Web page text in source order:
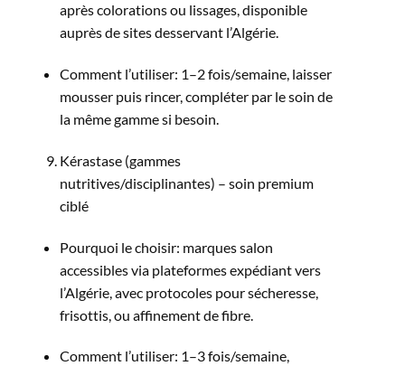
après colorations ou lissages, disponible
auprès de sites desservant l’Algérie.​
Comment l’utiliser: 1–2 fois/semaine, laisser
mousser puis rincer, compléter par le soin de
la même gamme si besoin.​
Kérastase (gammes
nutritives/disciplinantes) – soin premium
ciblé
Pourquoi le choisir: marques salon
accessibles via plateformes expédiant vers
l’Algérie, avec protocoles pour sécheresse,
frisottis, ou affinement de fibre.​
Comment l’utiliser: 1–3 fois/semaine,